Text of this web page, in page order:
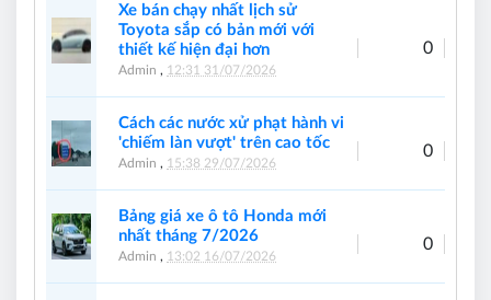
Xe bán chạy nhất lịch sử
Toyota sắp có bản mới với
thiết kế hiện đại hơn
Admin , 12:31 31/07/2026
0
Cách các nước xử phạt hành vi
'chiếm làn vượt' trên cao tốc
Admin , 15:38 29/07/2026
0
Bảng giá xe ô tô Honda mới
nhất tháng 7/2026
Admin , 13:02 16/07/2026
0